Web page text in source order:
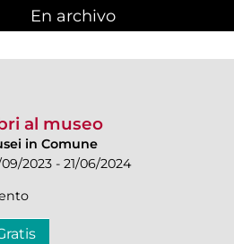
En archivo
al museo
in Comune
2023 - 21/06/2024